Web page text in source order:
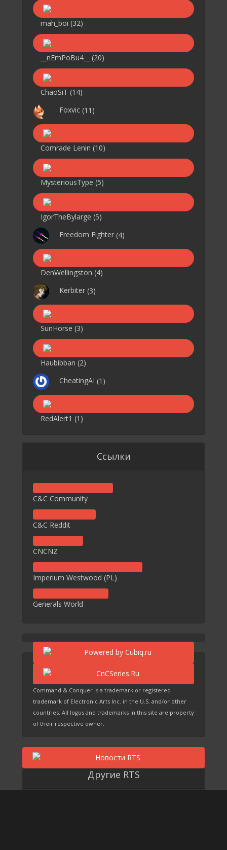
mah_boi (32)
__nEmPoBu4__ (20)
ChaoSiT (14)
Foxvic (11)
Comrade Lenin (10)
MysteriousType (5)
IgorTheBylarge (5)
Freedom Fighter (4)
DenWellingston (4)
Kerbiter (3)
SunHorse (3)
Haubibban (2)
CheatingAI (1)
RedAlert1 (1)
Ссылки
C&C Community
C&C Reddit
CNCNZ
Imperium Westwood (PL)
Generals World
Command & Conquer is a trademark or registered
trademark of Electronic Arts Inc. in the U.S. and/or other
countries. All logos and trademarks in this site are property
of their respective owner.
Другие RTS